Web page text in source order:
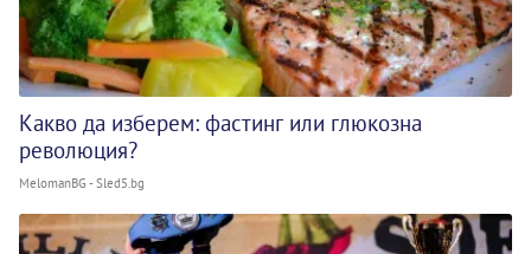
Какво да изберем: фастинг или глюкозна
революция?
MelomanBG - Sled5.bg